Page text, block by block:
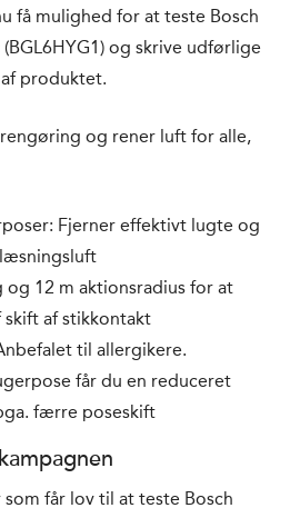
få mulighed for at teste Bosch
og skrive udførlige
produktet.
og rener luft for alle,
Fjerner effektivt lugte og
og 12 m aktionsradius for at
skift af stikkontakt
til allergikere.
får du en reduceret
færre poseskift
får lov til at teste Bosch